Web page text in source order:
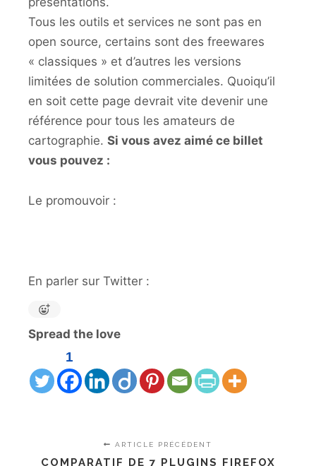
Tous les outils et services ne sont pas en
open source, certains sont des freewares
« classiques » et d’autres les versions
limitées de solution commerciales. Quoiqu’il
en soit cette page devrait vite devenir une
référence pour tous les amateurs de
cartographie. Si vous avez aimé ce billet
vous pouvez :
Le promouvoir :
En parler sur Twitter :
Spread the love
1
ARTICLE PRÉCÉDENT
COMPARATIF DE 7 PLUGINS FIREFOX